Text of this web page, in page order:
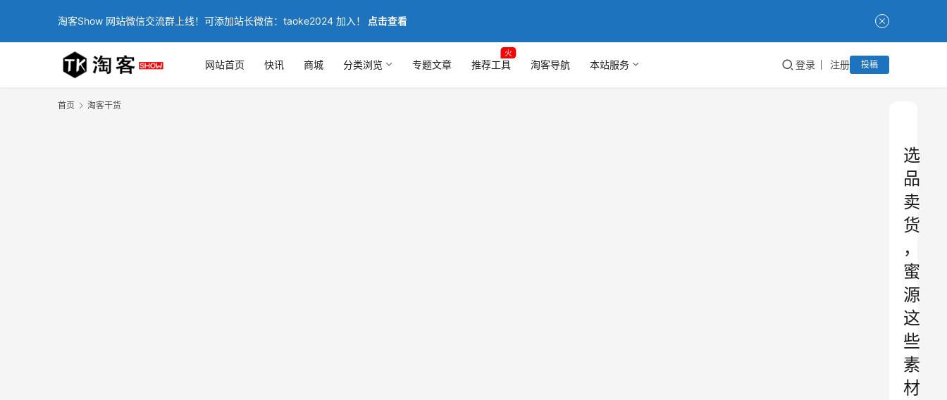
淘客Show 网站微信交流群上线！可添加站长微信：taoke2024 加入！ 点击查看
网站首页 快讯 商城 分类浏览 专题文章 推荐工具
火
淘客导航 本站服务 登录 注册 投稿
首页 淘客干货
选
品
卖
货
，
蜜
源
这
些
素
材